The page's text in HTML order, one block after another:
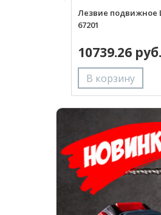
Лезвие подвижное
67201
10739.26 руб.